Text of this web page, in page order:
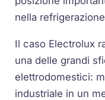
nella
Il caso Electrolux
una delle grandi
elettrodomestici:
industriale in un